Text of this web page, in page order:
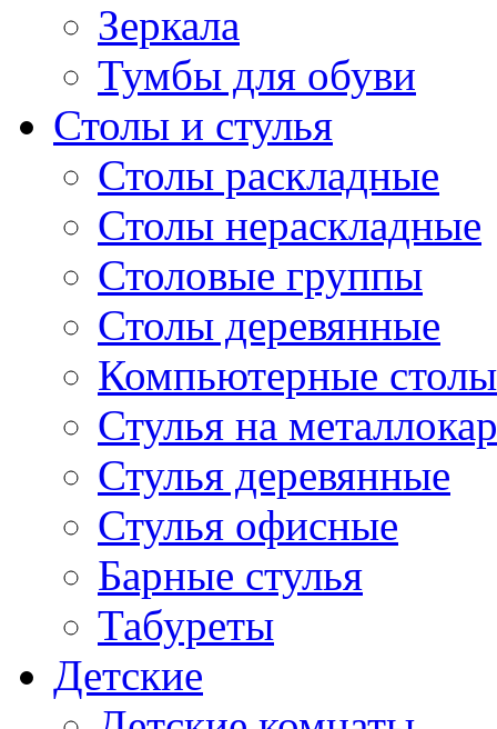
Зеркала
Тумбы для обуви
Столы и стулья
Столы раскладные
Столы нераскладные
Столовые группы
Столы деревянные
Компьютерные столы
Стулья на
Стулья деревянные
Стулья офисные
Барные стулья
Табуреты
Детские